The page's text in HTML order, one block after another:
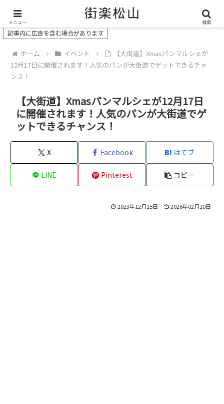
＼ 松山の街を“オモシロク”する地域情報メディア ／
記事内に広告を含む場合があります
ホーム イベント
【大街道】Xmasパンマルシェが
12月17日に開催されます！人気のパンが大街道でゲットできるチャ
ンス！
【大街道】Xmasパンマルシェが12月17日
に開催されます！人気のパンが大街道でゲ
ットできるチャンス！
X Facebook はてブ
LINE Pinterest コピー
2023年12月15日 2026年02月10日
メニュー 検索